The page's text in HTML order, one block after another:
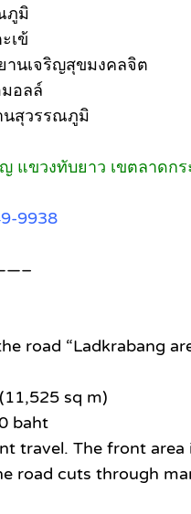
ภูมิ
เข้
านเจริญสุขมงคลจิต
อลล์
นสุวรรณภูมิ
แขวงทับยาว เขตลาดก
9938
road “Ladkrabang
sq m)
baht
travel. The front
road cuts through